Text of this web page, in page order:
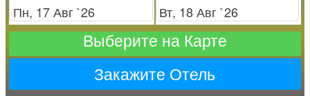
Выберите на Карте
Закажите Отель